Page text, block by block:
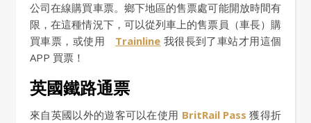
公司在線購買車票。鄉下地區的售票處可能開放時間有
限，在這種情況下，可以從列車上的售票員（車長）購
買車票，或使用 Trainline 我很長到了車站才用這個
APP 買票！
英國鐵路通票
來自英國以外的遊客可以在使用 BritRail Pass 獲得折